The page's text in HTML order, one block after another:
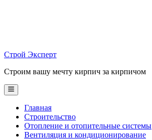
Строй Эксперт
Строим вашу мечту кирпич за кирпичом
Main
Menu
Главная
Строительство
Отопление и отопительные системы
Вентиляция и кондиционирование